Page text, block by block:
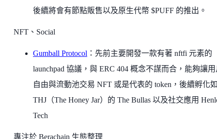
後續將會有節點販售以及原生代幣 $PUFF 的推出。
NFT、Social
Gumball Protocol ：先前主要開發一款有著 nftfi 元素的
launchpad 協議，與 ERC 404 概念不謀而合，能夠讓
自由與流動池交易 NFT 或是代表的 token，後續孵化
THJ（The Honey Jar）的 The Bullas 以及社交應用
Tech
專注於 Berachain 生態整理